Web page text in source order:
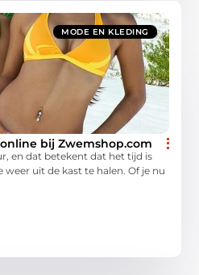
MODE EN KLEDING
bij Zwemshop.com
en dat betekent dat het tijd is
uit de kast te halen. Of je nu